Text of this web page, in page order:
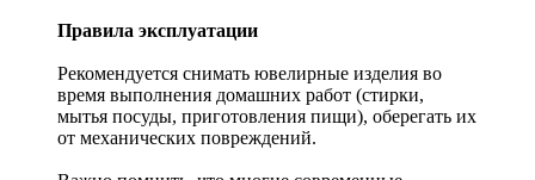
Правила эксплуатации
Рекомендуется снимать ювелирные изделия во
время выполнения домашних работ (стирки,
мытья посуды, приготовления пищи), оберегать их
от механических повреждений.